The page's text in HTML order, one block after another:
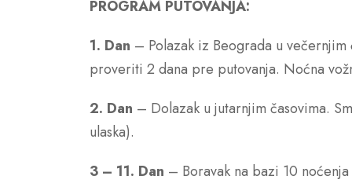
PROGRAM PUTOVANJA:
1. Dan – Polazak iz Beograda u večernjim
proveriti 2 dana pre putovanja. Noćna
2. Dan – Dolazak u jutarnjim časovima.
ulaska).
3 – 11. Dan – Boravak na bazi 10